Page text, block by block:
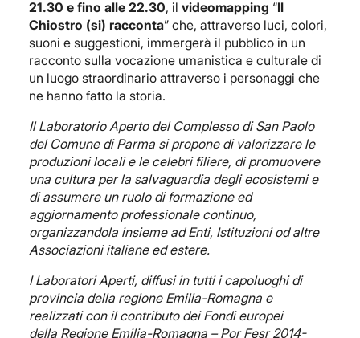
21.30 e fino alle 22.30, il videomapping “Il
Chiostro (si) racconta” che, attraverso luci, colori,
suoni e suggestioni, immergerà il pubblico in un
racconto sulla vocazione umanistica e culturale di
un luogo straordinario attraverso i personaggi che
ne hanno fatto la storia.
Il Laboratorio Aperto del Complesso di San Paolo
del Comune di Parma si propone di valorizzare le
produzioni locali e le celebri filiere, di promuovere
una cultura per la salvaguardia degli ecosistemi e
di assumere un ruolo di formazione ed
aggiornamento professionale continuo,
organizzandola insieme ad Enti, Istituzioni od altre
Associazioni italiane ed estere.
I Laboratori Aperti, diffusi in tutti i capoluoghi di
provincia della regione Emilia-Romagna e
realizzati con il contributo dei Fondi europei
della Regione Emilia-Romagna – Por Fesr 2014-